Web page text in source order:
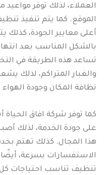
العملاء، لذلك توفر
الموقع. كما يتم تنفيذ
أعلى معايير الجودة، كذلك
بالشكل المناسب بعد
تساعد هذه الطريقة في
والغبار المتراكم، لذلك
نظافة المكان وجودة الهواء
كما توفر شركة افاق
على جودة الخدمة، لذلك
هذا المجال. كذلك تهتم
الاستفسارات بسرعة،
تنظيف تناسب احتياجات